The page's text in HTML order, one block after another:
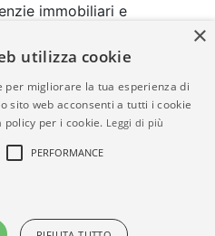
immobiliari e
l'avallo da parte di
immobiliare-italia.it
della veridicità, della
della normativa in
altro aspetto dei
Powered by
×
utilizza cookie
per migliorare la tua esperienza di
sito web acconsenti a tutti i cookie
per i cookie. Leggi di più
PERFORMANCE